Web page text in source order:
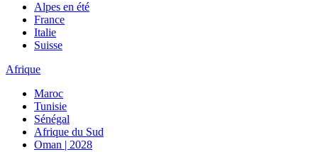
Alpes en été
France
Italie
Suisse
Afrique
Maroc
Tunisie
Sénégal
Afrique du Sud
Oman | 2028